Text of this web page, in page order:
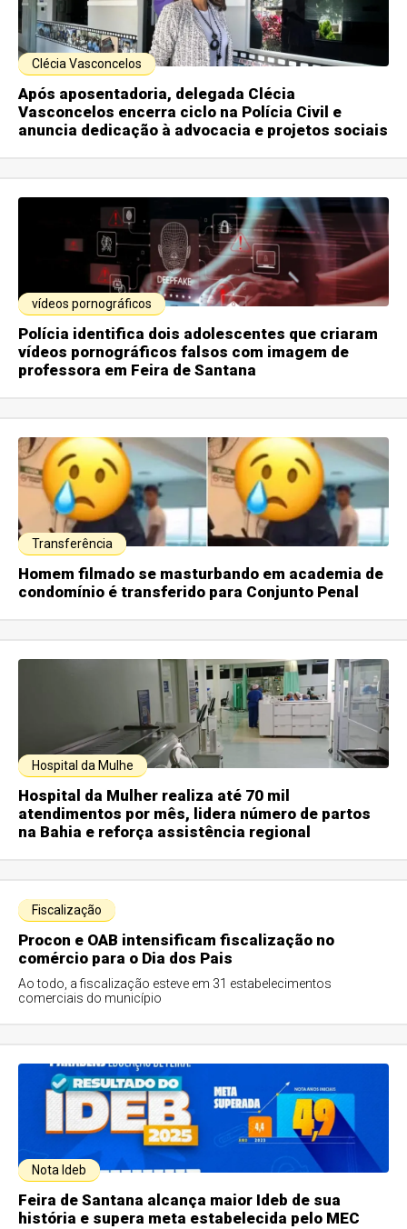
Clécia Vasconcelos
Após aposentadoria, delegada Clécia
Vasconcelos encerra ciclo na Polícia Civil e
anuncia dedicação à advocacia e projetos sociais
vídeos pornográficos
Polícia identifica dois adolescentes que criaram
vídeos pornográficos falsos com imagem de
professora em Feira de Santana
Transferência
Homem filmado se masturbando em academia de
condomínio é transferido para Conjunto Penal
Hospital da Mulhe
Hospital da Mulher realiza até 70 mil
atendimentos por mês, lidera número de partos
na Bahia e reforça assistência regional
Fiscalização
Procon e OAB intensificam fiscalização no
comércio para o Dia dos Pais
Ao todo, a fiscalização esteve em 31 estabelecimentos
comerciais do município
Nota Ideb
Feira de Santana alcança maior Ideb de sua
história e supera meta estabelecida pelo MEC